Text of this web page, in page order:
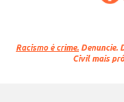
Racismo é crime. Denuncie.
Civil mais